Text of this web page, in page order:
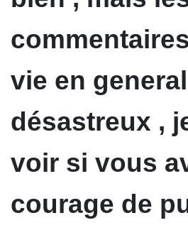
vie en
désastreux ,
voir si vous
courage de